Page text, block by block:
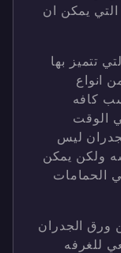
يمكن ان
تتميز بها
انواع
كافه
الوقت
ليس
ولكن يمكن
الحمامات
ورق الجدران
للغرفه